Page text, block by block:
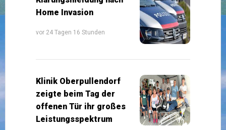
Home Invasion
vor 24 Tagen 16 Stunden
Klinik Oberpullendorf
zeigte beim Tag der
offenen Tür ihr großes
Leistungsspektrum